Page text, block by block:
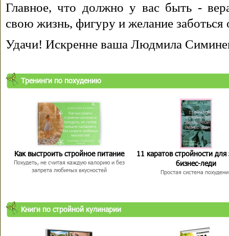
Главное, что должно у вас быть -
свою жизнь, фигуру и желание заботься
Удачи! Искренне ваша Людмила
Тренинги по похудению
Как выстроить стройное питание
Похудеть, не считая каждую калорию и без
запрета любимых вкусностей
11 каратов стройности для
бизнес-леди
Простая система
Книги по стройной кулинарии